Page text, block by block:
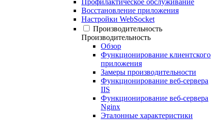
Профилактическое обслуживание
Восстановление приложения
Настройки WebSocket
Производительность
Производительность
Обзор
Функционирование клиентского
приложения
Замеры производительности
Функционирование веб-сервера
IIS
Функционирование веб-сервера
Nginx
Эталонные характеристики